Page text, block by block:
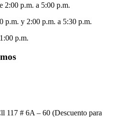
2:00 p.m. a 5:00 p.m.
p.m. y 2:00 p.m. a 5:30 p.m.
p.m.
117 # 6A – 60 (Descuento para